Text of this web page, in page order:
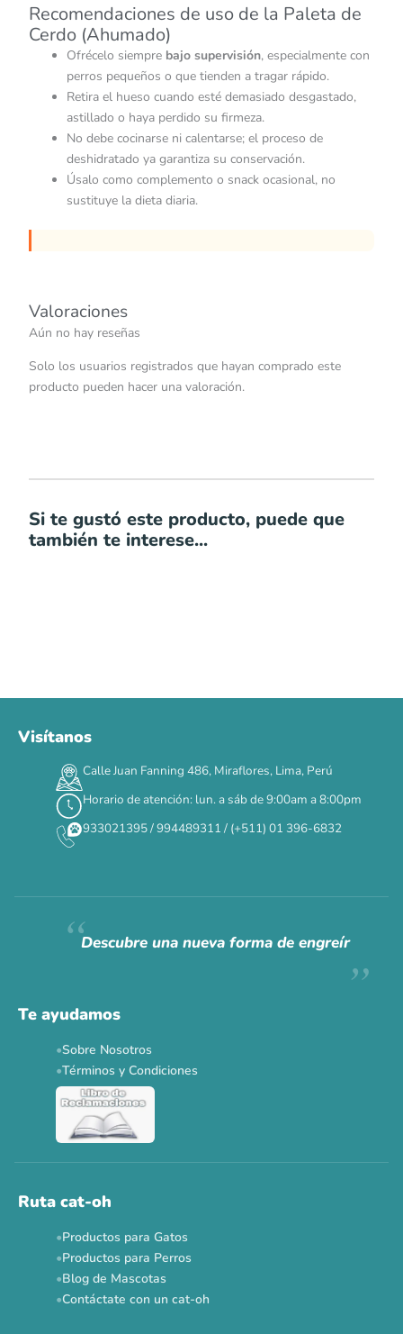
Recomendaciones de uso de la Paleta de
Cerdo (Ahumado)
Ofrécelo siempre bajo supervisión, especialmente con
perros pequeños o que tienden a tragar rápido.
Retira el hueso cuando esté demasiado desgastado,
astillado o haya perdido su firmeza.
No debe cocinarse ni calentarse; el proceso de
deshidratado ya garantiza su conservación.
Úsalo como complemento o snack ocasional, no
sustituye la dieta diaria.
Valoraciones
Aún no hay reseñas
Solo los usuarios registrados que hayan comprado este
producto pueden hacer una valoración.
Si te gustó este producto, puede que
también te interese...
DÍAS HORAS MIN SEG
✕
Siempre fuimosraros.
Ver todas las promos 🐾
Visítanos
Calle Juan Fanning 486, Miraflores, Lima, Perú
Horario de atención: lun. a sáb de 9:00am a 8:00pm
933021395 / 994489311 / (+511) 01 396-6832
Descubre una nueva forma de engreír
Te ayudamos
Sobre Nosotros
Términos y Condiciones
Ruta cat-oh
Productos para Gatos
Productos para Perros
Blog de Mascotas
Contáctate con un cat-oh